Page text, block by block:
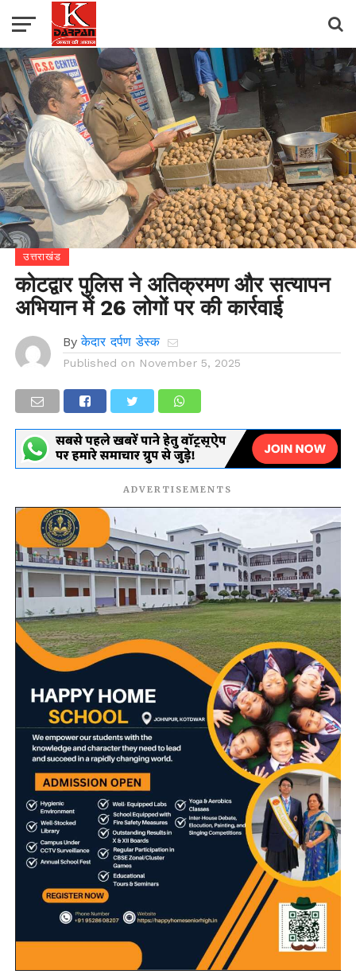
उत्तराखंड
कोटद्वार पुलिस ने अतिक्रमण और सत्यापन
अभियान में 26 लोगों पर की कार्रवाई
By केदार दर्पण डेस्क
Published on November 5, 2025
ADVERTISEMENTS